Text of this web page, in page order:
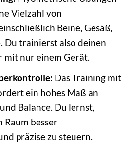
Vielzahl von
Beine, Gesäß,
Du trainierst also deinen
mit nur einem Gerät.
Das Training mit
ein hohes Maß an
Balance. Du lernst,
Raum besser
präzise zu steuern.